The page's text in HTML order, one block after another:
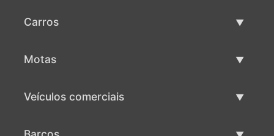
Carros
Motas
Veículos comerciais